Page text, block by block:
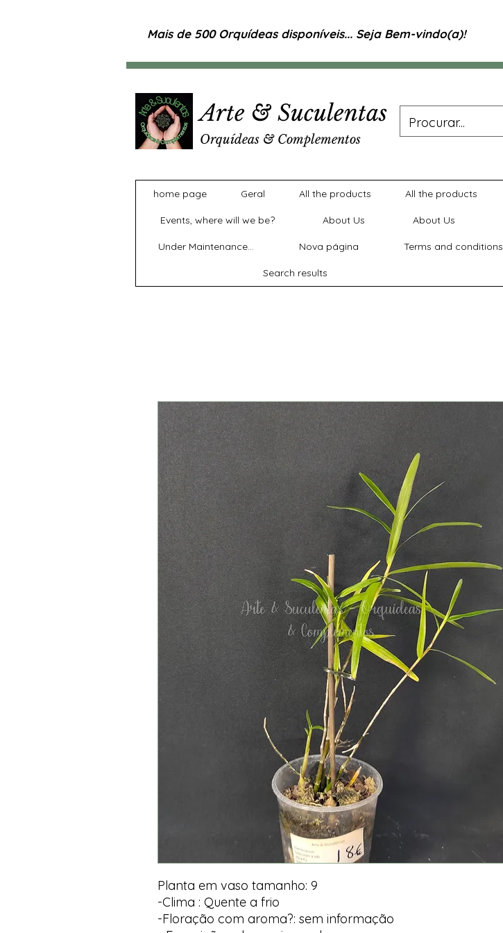
Mais de 500 Orquídeas disponíveis... Seja Bem-vindo(a)!
Arte & Suculentas
Orquídeas & Complementos
home page Geral All the products All the products
Events, where will we be? About Us About Us
Under Maintenance... Nova página Terms and conditions
Search results
Planta em vaso tamanho: 9
-Clima : Quente a frio
-Floração com aroma?: sem informação